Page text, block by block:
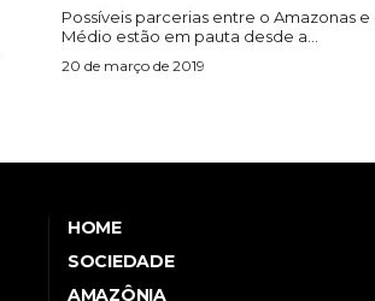
Possíveis parcerias entre o Amazonas
Médio estão em pauta desde a...
20 de março de 2019
HOME
SOCIEDADE
AMAZÔNIA